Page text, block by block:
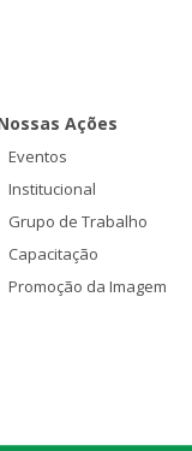
Ações
Eventos
Institucional
Grupo de Trabalho
Capacitação
Promoção da Imagem